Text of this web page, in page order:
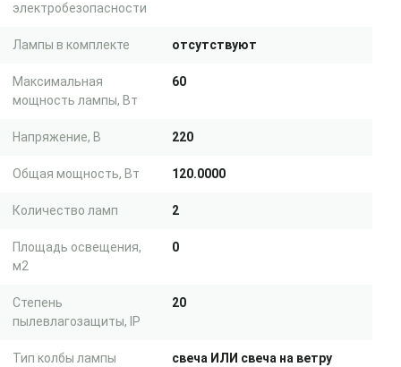
электробезопасности
Лампы в комплекте отсутствуют
Максимальная
мощность лампы, Вт
60
Напряжение, В 220
Общая мощность, Вт 120.0000
Количество ламп 2
Площадь освещения,
м2
0
Степень
пылевлагозащиты, IP
20
Тип колбы лампы свеча ИЛИ свеча на ветру